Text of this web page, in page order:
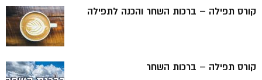
קורס תפילה – ברכות השחר והכנה לתפילה
קורס תפילה – ברכות השחר